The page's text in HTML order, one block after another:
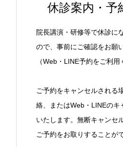
休診案内・予
院長講演・研修等で休診に
ので、事前にご確認をお願
（Web・LINE予約をご利用
ご予約をキャンセルされる
絡、またはWeb・LINEのキ
いたします。無断キャンセ
ご予約をお取りすることが